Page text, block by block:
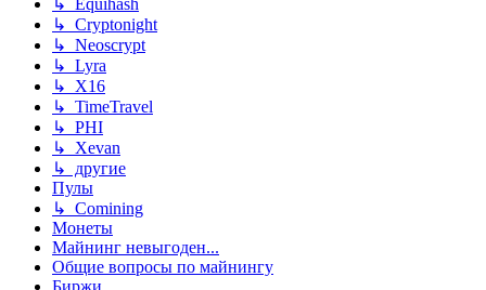
↳ Equihash
↳ Cryptonight
↳ Neoscrypt
↳ Lyra
↳ X16
↳ TimeTravel
↳ PHI
↳ Xevan
↳ другие
Пулы
↳ Comining
Монеты
Майнинг невыгоден...
Общие вопросы по майнингу